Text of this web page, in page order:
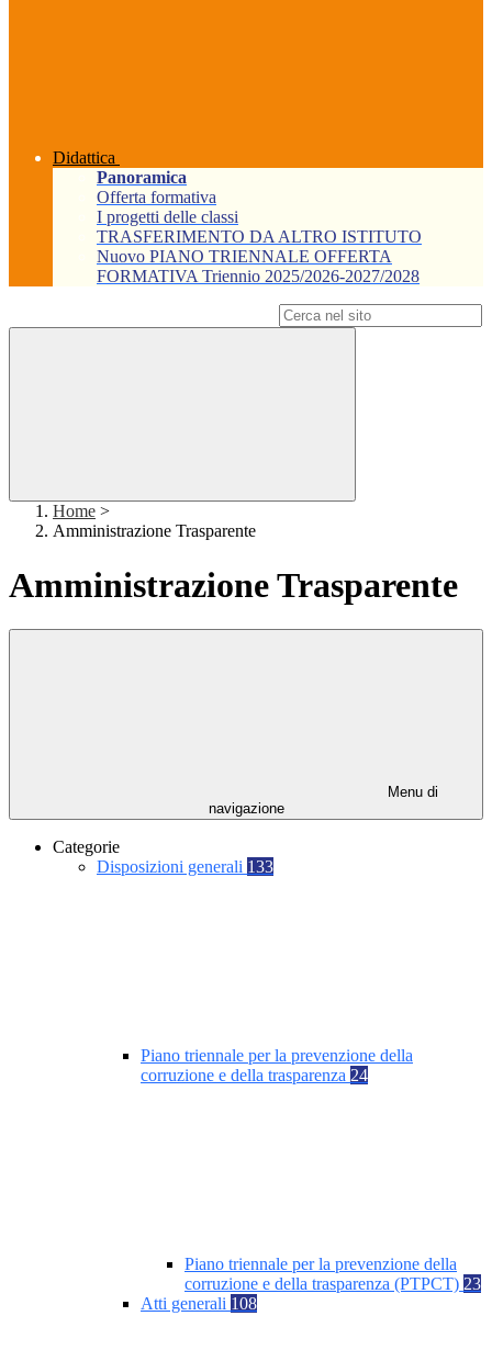
Didattica
Panoramica
Offerta formativa
I progetti delle classi
TRASFERIMENTO DA ALTRO ISTITUTO
Nuovo PIANO TRIENNALE OFFERTA
FORMATIVA Triennio 2025/2026-2027/2028
Home >
Amministrazione Trasparente
Amministrazione Trasparente
Menu di
navigazione
Categorie
Disposizioni generali 133
Piano triennale per la prevenzione della
corruzione e della trasparenza 24
Piano triennale per la prevenzione della
corruzione e della trasparenza (PTPCT) 23
Atti generali 108